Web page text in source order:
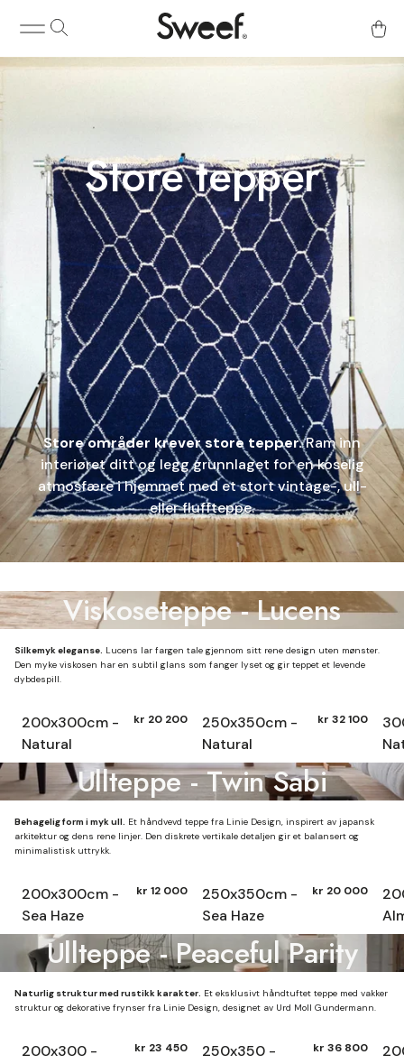
Store tepper
Store områder krever store tepper.Ram inn
interiøret ditt og legg grunnlaget for en koselig
atmosfære i hjemmet med et stort vintage-, ull-
eller fluffteppe.
Viskoseteppe - Lucens
Silkemyk eleganse. Lucens lar fargen tale gjennom sitt rene design uten mønster.
Den myke viskosen har en subtil glans som fanger lyset og gir teppet et levende
dybdespill.
200x300cm -
Natural
kr 20 200
250x350cm -
Natural
kr 32 100
Ullteppe - Twin Sabi
Behagelig form i myk ull. Et håndvevd teppe fra Linie Design, inspirert av japansk
arkitektur og dens rene linjer. Den diskrete vertikale detaljen gir et balansert og
minimalistisk uttrykk.
200x300cm -
Sea Haze
kr 12 000
250x350cm -
Sea Haze
kr 20 000
Ullteppe - Peaceful Parity
Naturlig struktur med rustikk karakter. Et eksklusivt håndtuftet teppe med vakker
struktur og dekorative frynser fra Linie Design, designet av Urd Moll Gundermann.
200x300 -
kr 23 450
250x350 -
kr 36 800